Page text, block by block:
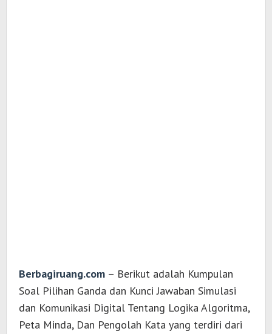
Berbagiruang.com – Berikut adalah Kumpulan
Soal Pilihan Ganda dan Kunci Jawaban Simulasi
dan Komunikasi Digital Tentang Logika Algoritma,
Peta Minda, Dan Pengolah Kata yang terdiri dari